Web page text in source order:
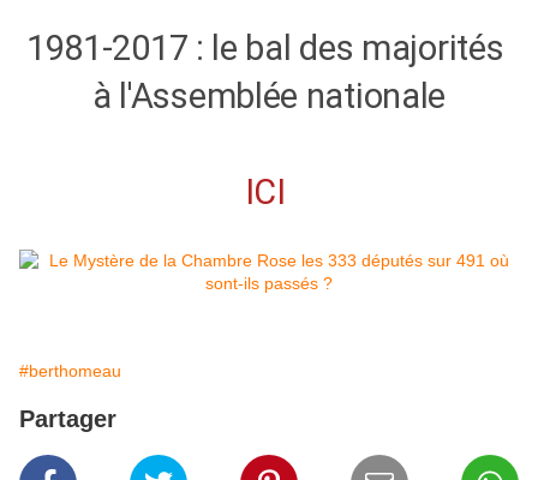
1981-2017 : le bal des majorités
à l'Assemblée nationale
ICI
#berthomeau
Partager